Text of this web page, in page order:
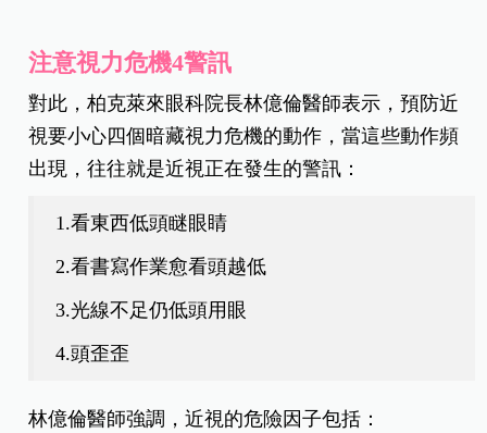
注意視力危機4警訊
對此，柏克萊來眼科院長林億倫醫師表示，預防近
視要小心四個暗藏視力危機的動作，當這些動作頻
出現，往往就是近視正在發生的警訊：
1.看東西低頭瞇眼睛
2.看書寫作業愈看頭越低
3.光線不足仍低頭用眼
4.頭歪歪
林億倫醫師強調，近視的危險因子包括：